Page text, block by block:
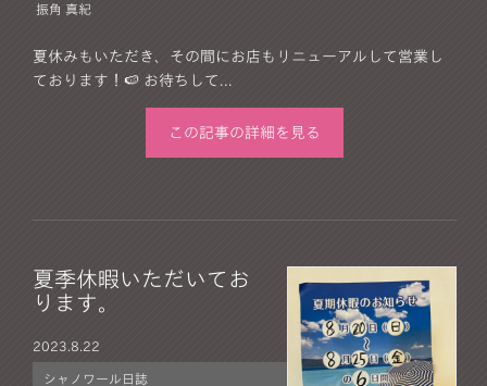
振角 真紀
夏休みもいただき、その間にお店もリニューアルして営業し
ております！🍉 お待ちして...
この記事の詳細を見る
夏季休暇いただいてお
ります。
2023. 8.22
シャノワール日誌